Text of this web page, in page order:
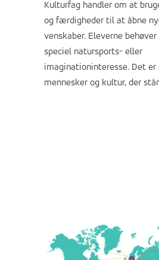
Kulturfag handler om at
og færdigheder til at åbne
venskaber. Eleverne
speciel natursports- eller
imaginationinteresse. Det
mennesker og kultur, der